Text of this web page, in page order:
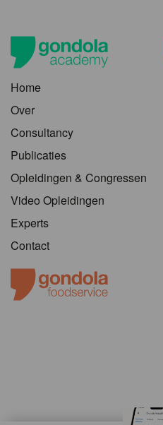
Home
Over
Consultancy
Publicaties
Opleidingen & Congressen
Video Opleidingen
Experts
Contact